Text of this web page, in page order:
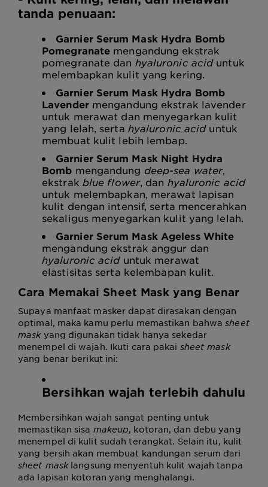
tanda penuaan:
Garnier Serum Mask Hydra Bomb
Pomegranate mengandung ekstrak
pomegranate dan hyaluronic aciduntuk
melembapkan kulit yang kering.
Garnier Serum Mask Hydra Bomb
Lavendermengandung ekstrak lavender
untuk merawat dan menyegarkan kulit
yang lelah, serta hyaluronic aciduntuk
membuat kulit lebih lembap.
Garnier Serum Mask Night Hydra
Bomb mengandung deep-sea water,
ekstrak blue flower, dan hyaluronic acid
untuk melembapkan, merawat lapisan
kulit dengan intensif, serta mencerahkan
sekaligus menyegarkan kulit yang lelah.
Garnier Serum Mask Ageless White
mengandung ekstrak anggur dan
hyaluronic acid untuk merawat
elastisitas serta kelembapan kulit.
Cara Memakai Sheet Mask yang Benar
Supaya manfaat masker dapat dirasakan dengan
optimal, maka kamu perlu memastikan bahwasheet
maskyang digunakan tidak hanya sekedar
menempel di wajah. Ikuti cara pakai sheet mask
yang benar berikut ini:
Bersihkan wajah terlebih dahulu
Membersihkan wajah sangat penting untuk
memastikan sisa makeup, kotoran, dan debu yang
menempel di kulit sudah terangkat. Selain itu, kulit
yang bersih akan membuat kandungan serum dari
sheet masklangsung menyentuh kulit wajah tanpa
ada lapisan kotoran yang menghalangi.